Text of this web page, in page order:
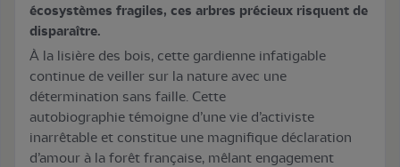
écosystèmes fragiles, ces arbres précieux risquent de
disparaître.
À la lisière des bois, cette gardienne infatigable
continue de veiller sur la nature avec une
détermination sans faille. Cette
autobiographie témoigne d’une vie d’activiste
inarrêtable et constitue une magnifique déclaration
d’amour à la forêt française, mêlant engagement